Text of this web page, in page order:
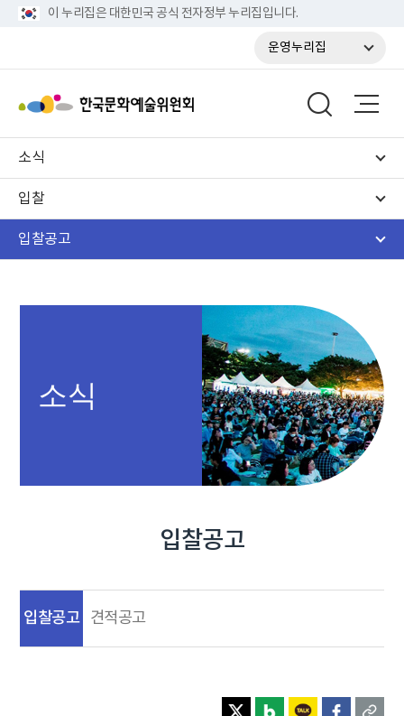
이 누리집은 대한민국 공식 전자정부 누리집입니다.
운영누리집
소식
입찰
입찰공고
소식
입찰공고
입찰공고 견적공고